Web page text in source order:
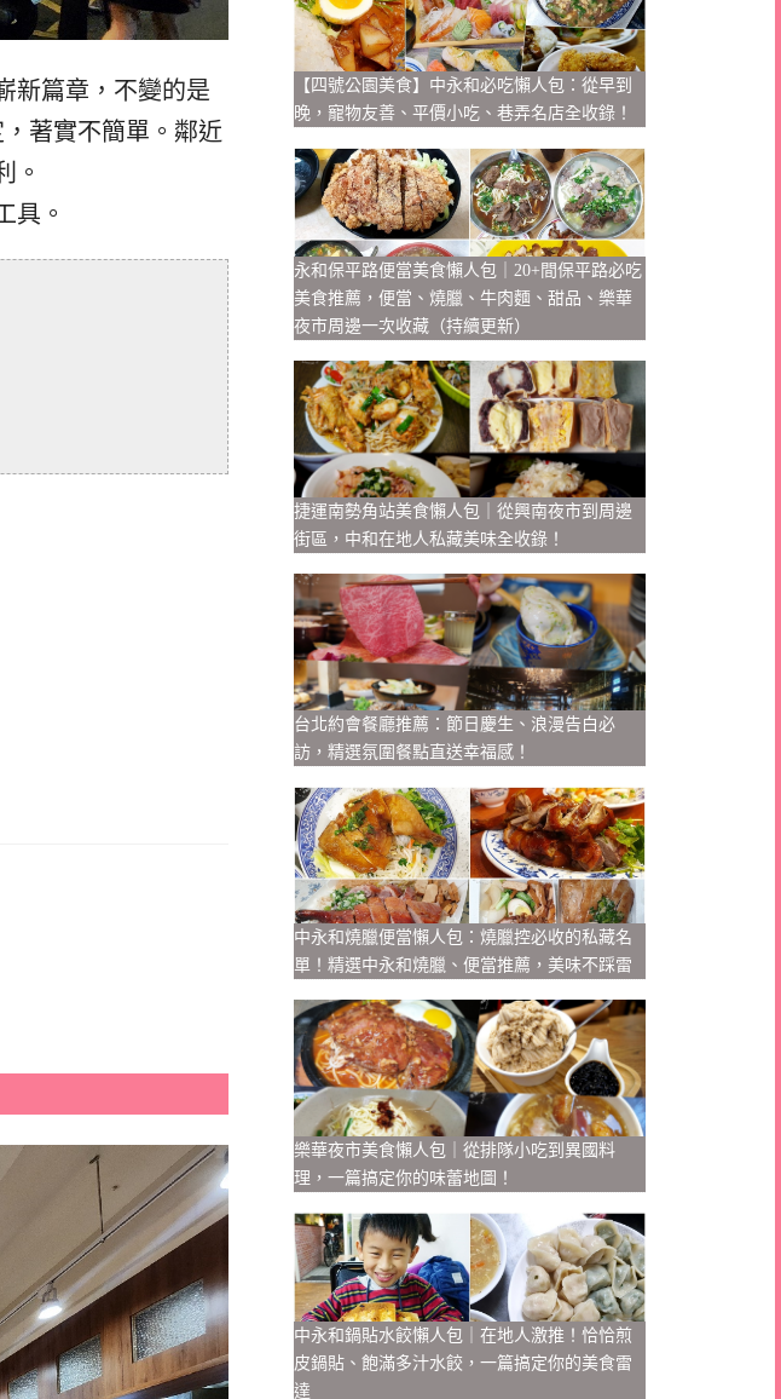
新篇章，不變的是
著實不簡單。鄰近
。
具。
【四號公園美食】中永和必吃懶人包：從早到
晚，寵物友善、平價小吃、巷弄名店全收錄！
永和保平路便當美食懶人包｜20+間保平路必吃
美食推薦，便當、燒臘、牛肉麵、甜品、樂華
夜市周邊一次收藏（持續更新）
捷運南勢角站美食懶人包｜從興南夜市到周邊
街區，中和在地人私藏美味全收錄！
台北約會餐廳推薦：節日慶生、浪漫告白必
訪，精選氛圍餐點直送幸福感！
中永和燒臘便當懶人包：燒臘控必收的私藏名
單！精選中永和燒臘、便當推薦，美味不踩雷
樂華夜市美食懶人包｜從排隊小吃到異國料
理，一篇搞定你的味蕾地圖！
中永和鍋貼水餃懶人包｜在地人激推！恰恰煎
皮鍋貼、飽滿多汁水餃，一篇搞定你的美食雷
達